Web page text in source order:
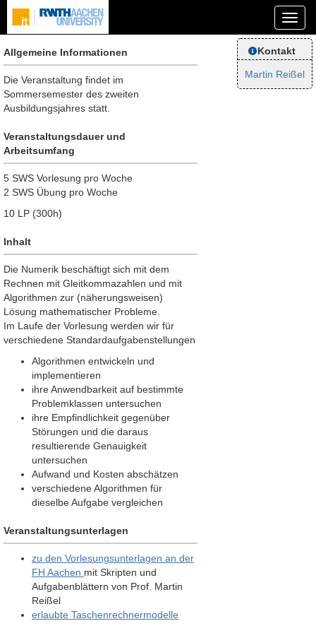
Kontakt
Martin Reißel
Allgemeine Informationen
Die Veranstaltung findet im
Sommersemester des zweiten
Ausbildungsjahres statt.
Veranstaltungsdauer und
Arbeitsumfang
5 SWS Vorlesung pro Woche
2 SWS Übung pro Woche
10 LP (300h)
Inhalt
Die Numerik beschäftigt sich mit dem
Rechnen mit Gleitkommazahlen und mit
Algorithmen zur (näherungsweisen)
Lösung mathematischer Probleme.
Im Laufe der Vorlesung werden wir für
verschiedene Standardaufgabenstellungen
Algorithmen entwickeln und
implementieren
ihre Anwendbarkeit auf bestimmte
Problemklassen untersuchen
ihre Empfindlichkeit gegenüber
Störungen und die daraus
resultierende Genauigkeit
untersuchen
Aufwand und Kosten abschätzen
verschiedene Algorithmen für
dieselbe Aufgabe vergleichen
Veranstaltungsunterlagen
zu den Vorlesungsunterlagen an der
FH Aachen mit Skripten und
Aufgabenblättern von Prof. Martin
Reißel
erlaubte Taschenrechnermodelle